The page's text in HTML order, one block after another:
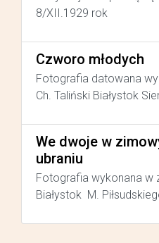
8/XII.1929 rok
Czworo młodych
Fotografia datowana
Ch. Taliński Białystok
We dwoje w
ubraniu
Fotografia wykonana w
Białystok M.